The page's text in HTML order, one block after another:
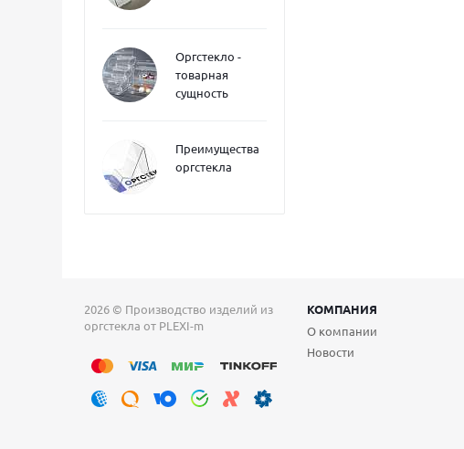
Оргстекло -
товарная
сущность
Преимущества
оргстекла
2026 © Производство изделий из
оргстекла от PLEXI-m
КОМПАНИЯ
О компании
Новости